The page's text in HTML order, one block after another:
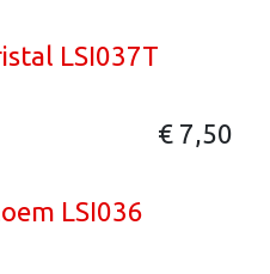
LSI037T
€ 7,50
LSI036